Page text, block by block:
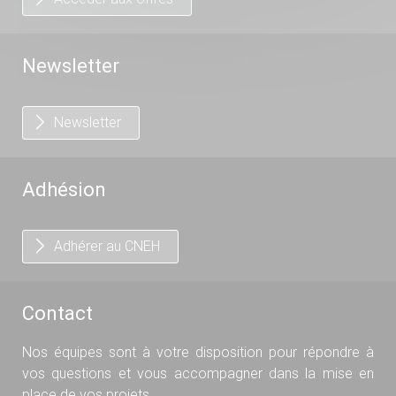
Newsletter
Newsletter
Adhésion
Adhérer au CNEH
Contact
Nos équipes sont à votre disposition pour répondre à
vos questions et vous accompagner dans la mise en